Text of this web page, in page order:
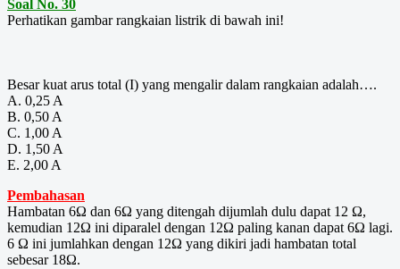
Soal No. 30
Perhatikan gambar rangkaian listrik di bawah ini!
Besar kuat arus total (I) yang mengalir dalam rangkaian adalah….
A. 0,25 A
B. 0,50 A
C. 1,00 A
D. 1,50 A
E. 2,00 A
Pembahasan
Hambatan 6Ω dan 6Ω yang ditengah dijumlah dulu dapat 12 Ω,
kemudian 12Ω ini diparalel dengan 12Ω paling kanan dapat 6Ω lagi.
6 Ω ini jumlahkan dengan 12Ω yang dikiri jadi hambatan total
sebesar 18Ω.